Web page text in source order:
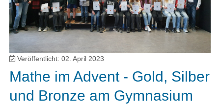
Veröffentlicht: 02. April 2023
Mathe im Advent - Gold, Silber
und Bronze am Gymnasium